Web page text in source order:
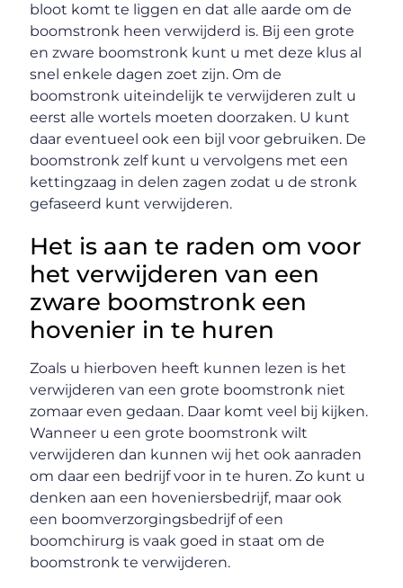
bloot komt te liggen en dat alle aarde om de
boomstronk heen verwijderd is. Bij een grote
en zware boomstronk kunt u met deze klus al
snel enkele dagen zoet zijn. Om de
boomstronk uiteindelijk te verwijderen zult u
eerst alle wortels moeten doorzaken. U kunt
daar eventueel ook een bijl voor gebruiken. De
boomstronk zelf kunt u vervolgens met een
kettingzaag in delen zagen zodat u de stronk
gefaseerd kunt verwijderen.
Het is aan te raden om voor
het verwijderen van een
zware boomstronk een
hovenier in te huren
Zoals u hierboven heeft kunnen lezen is het
verwijderen van een grote boomstronk niet
zomaar even gedaan. Daar komt veel bij kijken.
Wanneer u een grote boomstronk wilt
verwijderen dan kunnen wij het ook aanraden
om daar een bedrijf voor in te huren. Zo kunt u
denken aan een hoveniersbedrijf, maar ook
een boomverzorgingsbedrijf of een
boomchirurg is vaak goed in staat om de
boomstronk te verwijderen.